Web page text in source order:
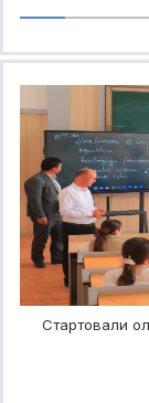
Стартовали